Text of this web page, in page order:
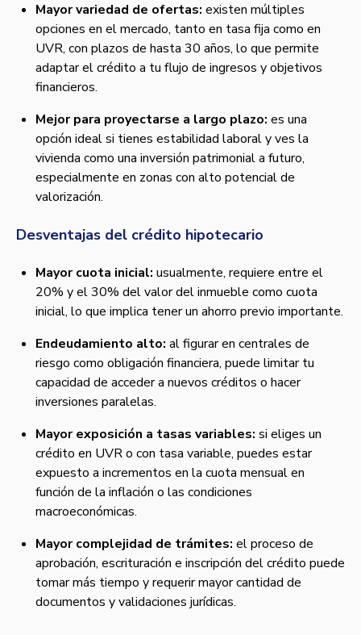
Mayor variedad de ofertas: existen múltiples
opciones en el mercado, tanto en tasa fija como en
UVR, con plazos de hasta 30 años, lo que permite
adaptar el crédito a tu flujo de ingresos y objetivos
financieros.
Mejor para proyectarse a largo plazo: es una
opción ideal si tienes estabilidad laboral y ves la
vivienda como una inversión patrimonial a futuro,
especialmente en zonas con alto potencial de
valorización.
Desventajas del crédito hipotecario
Mayor cuota inicial: usualmente, requiere entre el
20% y el 30% del valor del inmueble como cuota
inicial, lo que implica tener un ahorro previo importante.
Endeudamiento alto: al figurar en centrales de
riesgo como obligación financiera, puede limitar tu
capacidad de acceder a nuevos créditos o hacer
inversiones paralelas.
Mayor exposición a tasas variables: si eliges un
crédito en UVR o con tasa variable, puedes estar
expuesto a incrementos en la cuota mensual en
función de la inflación o las condiciones
macroeconómicas.
Mayor complejidad de trámites: el proceso de
aprobación, escrituración e inscripción del crédito puede
tomar más tiempo y requerir mayor cantidad de
documentos y validaciones jurídicas.